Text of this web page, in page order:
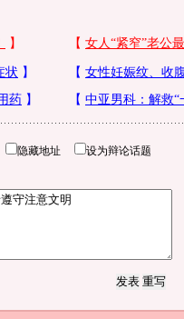
隐藏地址 设为辩论话题